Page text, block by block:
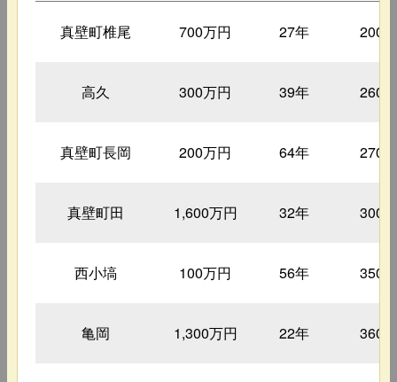
真壁町椎尾 700万円 27年 200
高久 300万円 39年 260
真壁町長岡 200万円 64年 270
真壁町田 1,600万円 32年 300
西小塙 100万円 56年 350
亀岡 1,300万円 22年 360